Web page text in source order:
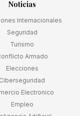
Noticias
Internacionales
Seguridad
Turismo
Armado
Elecciones
Ciberseguridad
Electronico
Empleo